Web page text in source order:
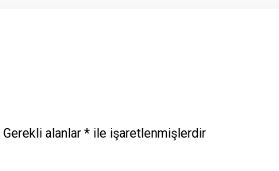
Gerekli alanlar* ile işaretlenmişlerdir